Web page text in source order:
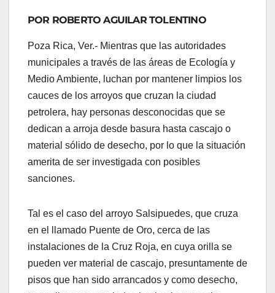
POR ROBERTO AGUILAR TOLENTINO
Poza Rica, Ver.- Mientras que las autoridades
municipales a través de las áreas de Ecología y
Medio Ambiente, luchan por mantener limpios los
cauces de los arroyos que cruzan la ciudad
petrolera, hay personas desconocidas que se
dedican a arroja desde basura hasta cascajo o
material sólido de desecho, por lo que la situación
amerita de ser investigada con posibles
sanciones.
Tal es el caso del arroyo Salsipuedes, que cruza
en el llamado Puente de Oro, cerca de las
instalaciones de la Cruz Roja, en cuya orilla se
pueden ver material de cascajo, presuntamente de
pisos que han sido arrancados y como desecho,